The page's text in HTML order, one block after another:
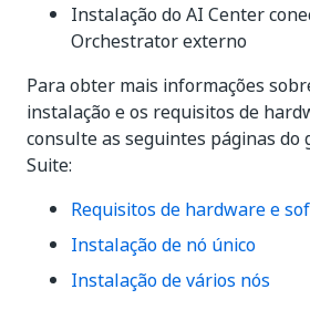
Instalação do AI Center
Orchestrator externo
Para obter mais informações
instalação e os requisitos de
consulte as seguintes páginas do
Suite:
Requisitos de hardware e
Instalação de nó único
Instalação de vários nós